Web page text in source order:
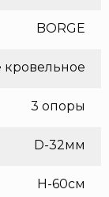
BORGE
3 опоры
D-32мм
H-60см